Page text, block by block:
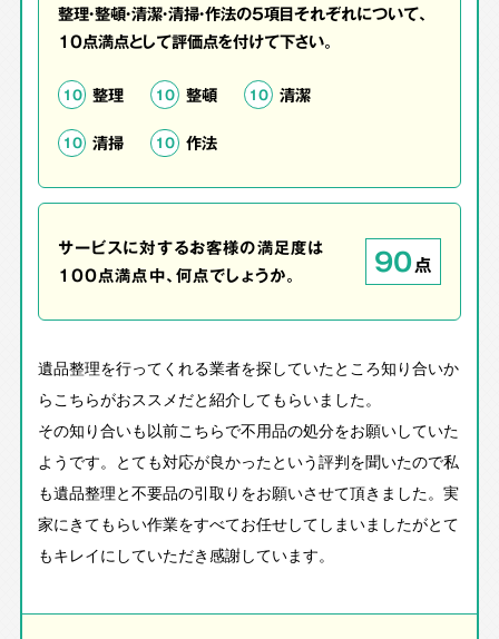
整理・整頓・清潔・清掃・作法の5項目それぞれについて、
10点満点として評価点を付けて下さい。
10 整理 10 整頓 10 清潔
10 清掃 10 作法
サービスに対するお客様の満足度は
100点満点中、何点でしょうか。
90点
遺品整理を行ってくれる業者を探していたところ知り合いか
らこちらがおススメだと紹介してもらいました。
その知り合いも以前こちらで不用品の処分をお願いしていた
ようです。とても対応が良かったという評判を聞いたので私
も遺品整理と不要品の引取りをお願いさせて頂きました。実
家にきてもらい作業をすべてお任せしてしまいましたがとて
もキレイにしていただき感謝しています。